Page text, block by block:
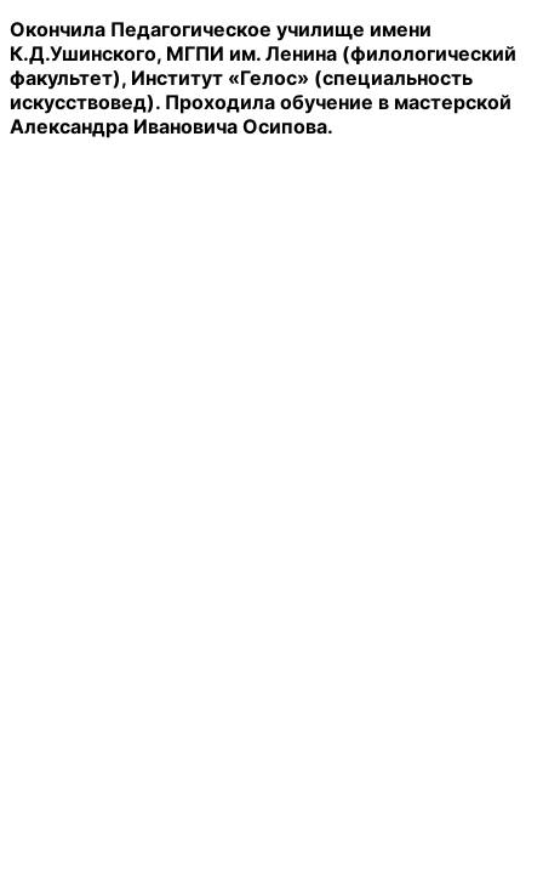
Окончила Педагогическое училище имени
К.Д.Ушинского, МГПИ им. Ленина (филологический
факультет), Институт «Гелос» (специальность
искусствовед). Проходила обучение в мастерской
Александра Ивановича Осипова.